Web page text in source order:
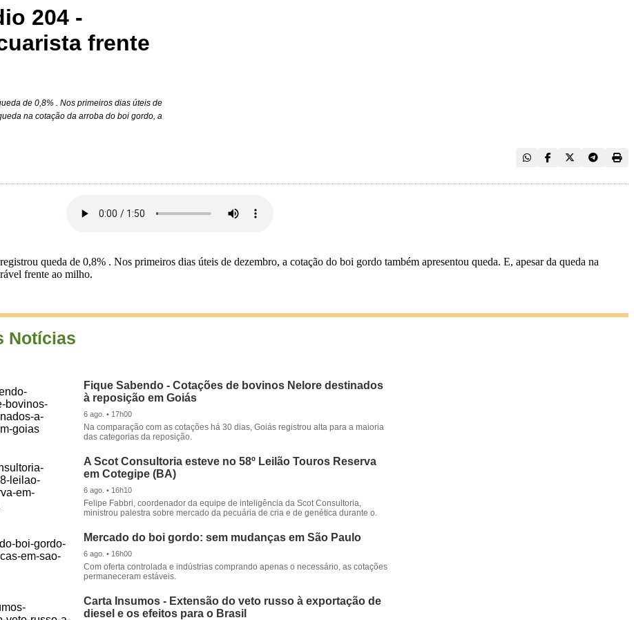
204 -
frente
de 0,8% . Nos primeiros dias úteis de
na cotação da arroba do boi gordo, a
queda de 0,8% . Nos primeiros dias úteis de dezembro, a cotação do boi gordo também apresentou queda. E, apesar da queda na
frente ao milho.
Notícias
Fique Sabendo - Cotações de bovinos Nelore destinados
à reposição em Goiás
6 ago. • 17h00
Na comparação com as cotações há 30 dias, Goiás registrou alta para a maioria
das categorias da reposição.
A Scot Consultoria esteve no 58º Leilão Touros Reserva
em Cotegipe (BA)
6 ago. • 16h10
Felipe Fabbri, coordenador da equipe de inteligência da Scot Consultoria,
ministrou palestra sobre mercado da pecuária de cria e de genética durante o.
Mercado do boi gordo: sem mudanças em São Paulo
6 ago. • 16h00
Com oferta controlada e indústrias comprando apenas o necessário, as cotações
permaneceram estáveis.
Carta Insumos - Extensão do veto russo à exportação de
diesel e os efeitos para o Brasil